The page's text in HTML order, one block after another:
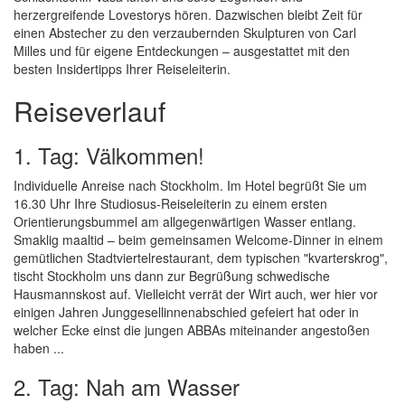
herzergreifende Lovestorys hören. Dazwischen bleibt Zeit für
einen Abstecher zu den verzaubernden Skulpturen von Carl
Milles und für eigene Entdeckungen – ausgestattet mit den
besten Insidertipps Ihrer Reiseleiterin.
Reiseverlauf
1. Tag: Välkommen!
Individuelle Anreise nach Stockholm. Im Hotel begrüßt Sie um
16.30 Uhr Ihre Studiosus-Reiseleiterin zu einem ersten
Orientierungsbummel am allgegenwärtigen Wasser entlang.
Smaklig maaltid – beim gemeinsamen Welcome-Dinner in einem
gemütlichen Stadtviertelrestaurant, dem typischen "kvarterskrog",
tischt Stockholm uns dann zur Begrüßung schwedische
Hausmannskost auf. Vielleicht verrät der Wirt auch, wer hier vor
einigen Jahren Junggesellinnenabschied gefeiert hat oder in
welcher Ecke einst die jungen ABBAs miteinander angestoßen
haben ...
2. Tag: Nah am Wasser